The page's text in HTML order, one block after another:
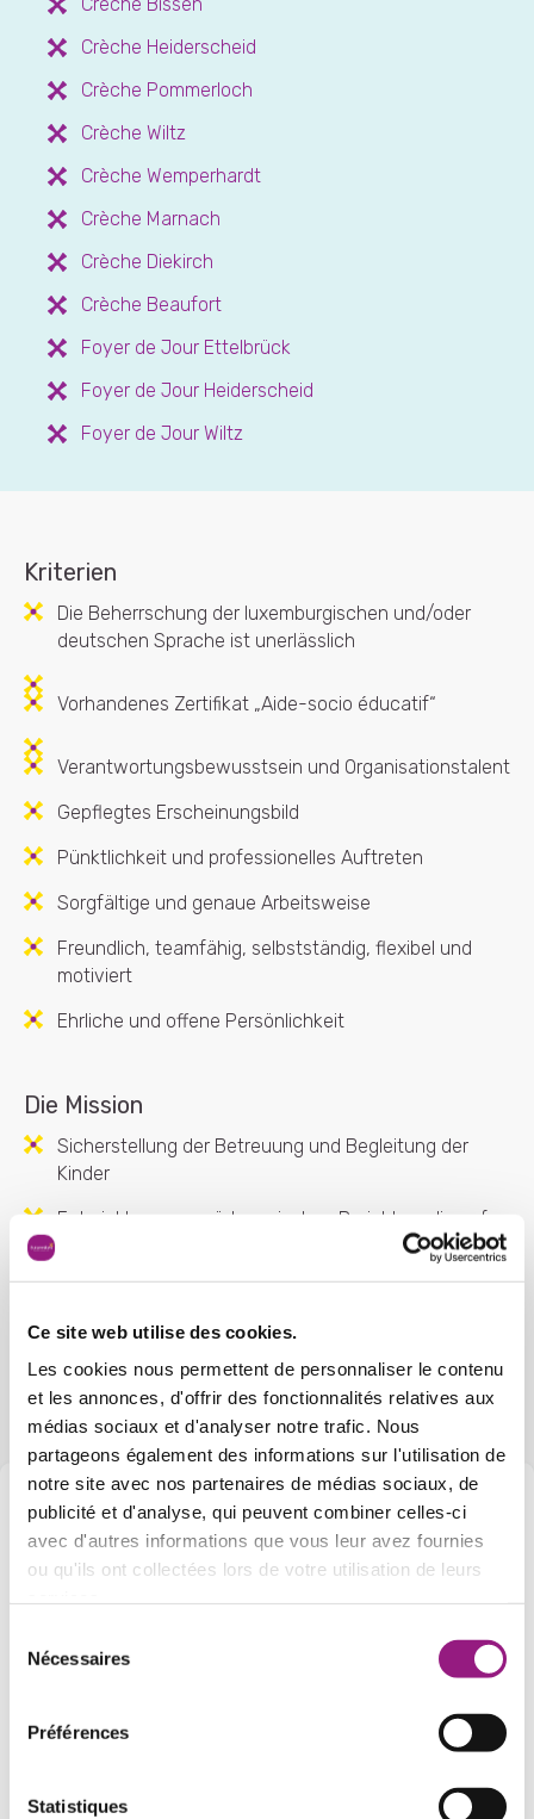
Ce site web utilise des cookies.
Les cookies nous permettent de personnaliser le contenu
et les annonces, d'offrir des fonctionnalités relatives aux
médias sociaux et d'analyser notre trafic. Nous
partageons également des informations sur l'utilisation de
notre site avec nos partenaires de médias sociaux, de
publicité et d'analyse, qui peuvent combiner celles-ci
avec d'autres informations que vous leur avez fournies
ou qu'ils ont collectées lors de votre utilisation de leurs
Nécessaires
Préférences
Statistiques
Crèche Heiderscheid
Crèche Pommerloch
Crèche Wiltz
Crèche Wemperhardt
Crèche Marnach
Crèche Diekirch
Crèche Beaufort
Foyer de Jour Ettelbrück
Foyer de Jour Heiderscheid
Foyer de Jour Wiltz
Kriterien
Die Beherrschung der luxemburgischen und/oder
deutschen Sprache ist unerlässlich
Vorhandenes Zertifikat „Aide-socio éducatif“
Verantwortungsbewusstsein und Organisationstalent
Gepflegtes Erscheinungsbild
Pünktlichkeit und professionelles Auftreten
Sorgfältige und genaue Arbeitsweise
Freundlich, teamfähig, selbstständig, flexibel und
motiviert
Ehrliche und offene Persönlichkeit
Die Mission
Sicherstellung der Betreuung und Begleitung der
Kinder
Entwicklung von pädagogischen Projekten, die auf
die Bedürfnisse der Kinder abgestimmt sind
Förderung eines regelmäßigen und professionellen
Austauschs mit den Eltern
Jetzt bewerben